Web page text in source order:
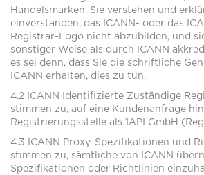
Handelsmarken. Sie verstehen und
einverstanden, das ICANN- oder das
Registrar-Logo nicht abzubilden, und
sonstiger Weise als durch ICANN
es sei denn, dass Sie die schriftliche
ICANN erhalten, dies zu tun.
4.2 ICANN Identifizierte Zuständige
stimmen zu, auf eine Kundenanfrage
Registrierungsstelle als 1API GmbH
4.3 ICANN Proxy-Spezifikationen und
stimmen zu, sämtliche von ICANN
Spezifikationen oder Richtlinien